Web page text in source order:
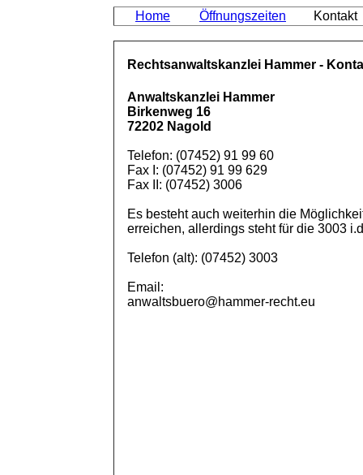
Home Öffnungszeiten Kontakt
Rechtsanwaltskanzlei Hammer -
Anwaltskanzlei Hammer
Birkenweg 16
72202 Nagold
Telefon: (07452) 91 99 60
Fax I: (07452) 91 99 629
Fax II: (07452) 3006
Es besteht auch weiterhin die
erreichen, allerdings steht für die 3003
Telefon (alt): (07452) 3003
Email:
anwaltsbuero@hammer-recht.eu